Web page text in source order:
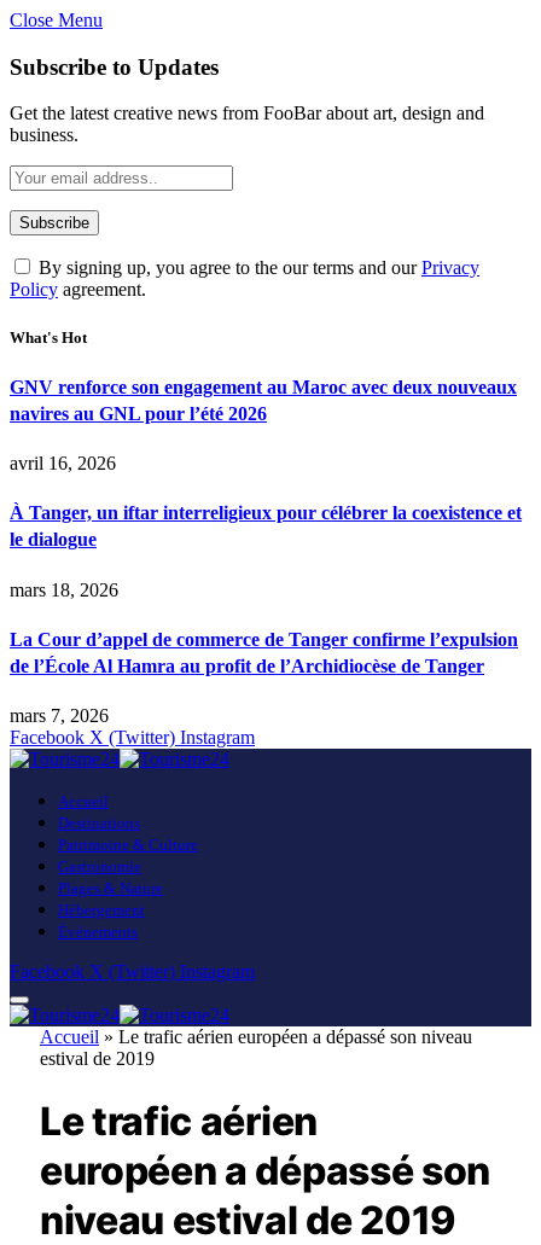
Close Menu
Subscribe to Updates
Get the latest creative news from FooBar about art, design and
business.
By signing up, you agree to the our terms and ourPrivacy
Policy agreement.
What's Hot
GNV renforce son engagement au Maroc avec deux nouveaux
navires au GNL pour l’été 2026
avril 16, 2026
À Tanger, un iftar interreligieux pour célébrer la coexistence et
le dialogue
mars 18, 2026
La Cour d’appel de commerce de Tanger confirme l’expulsion
de l’École Al Hamra au profit de l’Archidiocèse de Tanger
mars 7, 2026
Facebook X (Twitter) Instagram
Accueil
Destinations
Patrimoine & Culture
Gastronomie
Plages & Nature
Hébergement
Événements
Facebook X (Twitter) Instagram
Accueil » Le trafic aérien européen a dépassé son niveau
estival de 2019
Le trafic aérien
européen a dépassé son
niveau estival de 2019